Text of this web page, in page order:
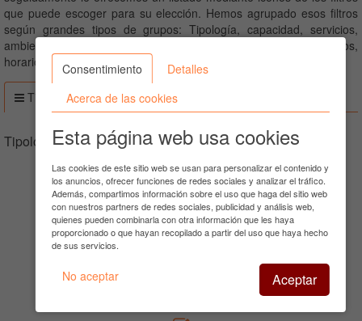
que puede escoger para su elección. Hemos agrupado esos filtros
según grandes tipos de grupos: Tipología, capacidad, servicios,
ambiente, público ideal, equipamientos, tipo de alquiler, precios,
horarios, eventos y localización.
Tipología
Tipología
Casas rurales
Apartamentos rurales
Consentimiento
Detalles
Acerca de las cookies
Esta página web usa cookies
Las cookies de este sitio web se usan para personalizar el contenido y
los anuncios, ofrecer funciones de redes sociales y analizar el tráfico.
Además, compartimos información sobre el uso que haga del sitio web
con nuestros partners de redes sociales, publicidad y análisis web,
quienes pueden combinarla con otra información que les haya
proporcionado o que hayan recopilado a partir del uso que haya hecho
de sus servicios.
No aceptar Aceptar